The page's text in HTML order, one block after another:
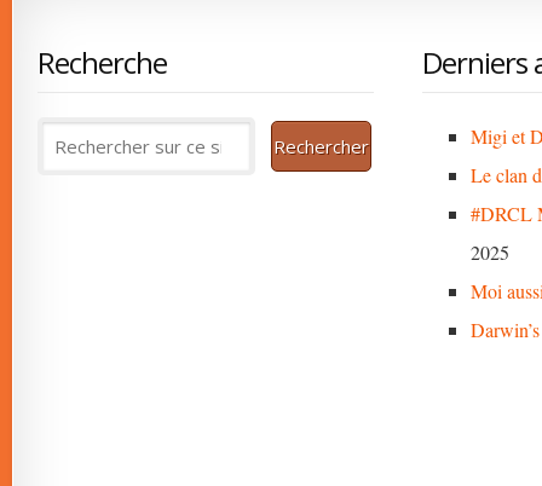
Recherche Derniers
Migi et
Le clan
#DRCL
2025
Moi